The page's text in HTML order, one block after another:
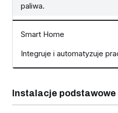
paliwa.
Smart Home
Integruje i automatyzuje
Instalacje podstawowe